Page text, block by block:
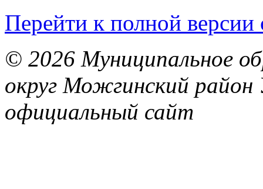
Перейти к полной версии
© 2026 Муниципальное
округ Можгинский район
официальный сайт